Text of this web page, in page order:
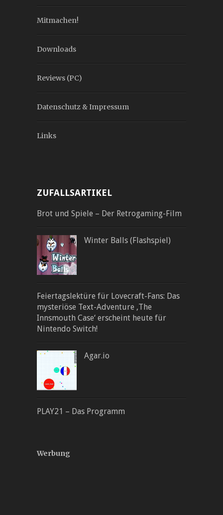
Mitmachen!
Downloads
Reviews (PC)
Datenschutz & Impressum
Links
ZUFALLSARTIKEL
Brot und Spiele – Der Retrogaming-Film
Winter Balls (Flashspiel)
Feiertagslektüre für Lovecraft-Fans: Das
mysteriöse Text-Adventure ‚The
Innsmouth Case‘ erscheint heute für
Nintendo Switch!
Agar.io
PLAY21 – Das Programm
Werbung